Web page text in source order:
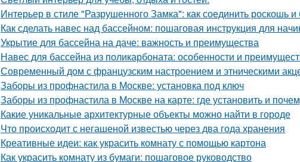
Интерьер в стиле "Разрушенного Замка": как соединить роскошь и
Как сделать навес над бассейном: пошаговая инструкция для
Укрытие для бассейна на даче: важность и преимущества
Навес для бассейна из поликарбоната: особенности и
Современный дом с французским настроением и этническими
Заборы из профнастила в Москве: установка под ключ
Заборы из профнастила в Москве на карте: где установить и
Какие уникальные архитектурные объекты можно найти в городе
Что происходит с негашеной известью через два года хранения
Креативные идеи: как украсить комнату с помощью картона
Как украсить комнату из бумаги: пошаговое руководство